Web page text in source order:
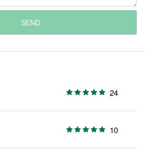
SEND
24
10